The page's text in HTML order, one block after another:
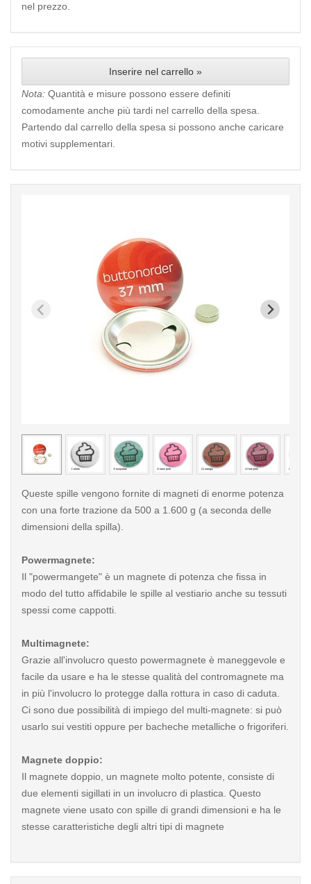
nel prezzo.
Inserire nel carrello »
Nota: Quantità e misure possono essere definiti
comodamente anche più tardi nel carrello della spesa.
Partendo dal carrello della spesa si possono anche caricare
motivi supplementari.
< /picture>
Queste spille vengono fornite di magneti di enorme potenza
con una forte trazione da 500 a 1.600 g (a seconda delle
dimensioni della spilla).
Powermagnete:
Il "powermangete" è un magnete di potenza che fissa in
modo del tutto affidabile le spille al vestiario anche su tessuti
spessi come cappotti.
Multimagnete:
Grazie all'involucro questo powermagnete è maneggevole e
facile da usare e ha le stesse qualità del contromagnete ma
in più l'involucro lo protegge dalla rottura in caso di caduta.
Ci sono due possibilità di impiego del multi-magnete: si può
usarlo sui vestiti oppure per bacheche metalliche o frigoriferi.
Magnete doppio:
Il magnete doppio, un magnete molto potente, consiste di
due elementi sigillati in un involucro di plastica. Questo
magnete viene usato con spille di grandi dimensioni e ha le
stesse caratteristiche degli altri tipi di magnete